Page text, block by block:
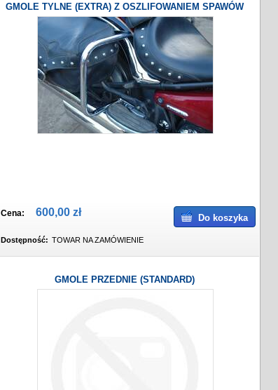
GMOLE TYLNE (EXTRA) Z OSZLIFOWANIEM SPAWÓW
Cena: 600,00 zł Do koszyka
Dostępność: TOWAR NA ZAMÓWIENIE
GMOLE PRZEDNIE (STANDARD)